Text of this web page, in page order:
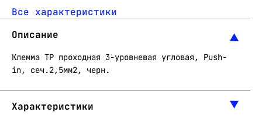
Все характеристики
Описание
Клемма TP проходная 3-уровневая угловая, Push-
in, сеч.2,5мм2, черн.
Характеристики